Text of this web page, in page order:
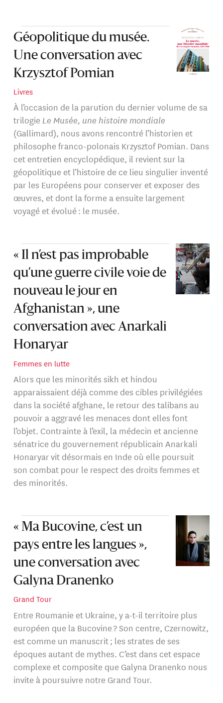
Géopolitique du musée.
Une conversation avec
Krzysztof Pomian
Livres
À l’occasion de la parution du dernier volume de sa
trilogie Le Musée, une histoire mondiale
(Gallimard), nous avons rencontré l’historien et
philosophe franco-polonais Krzysztof Pomian. Dans
cet entretien encyclopédique, il revient sur la
géopolitique et l’histoire de ce lieu singulier inventé
par les Européens pour conserver et exposer des
œuvres, et dont la forme a ensuite largement
voyagé et évolué : le musée.
« Il n’est pas improbable
qu’une guerre civile voie de
nouveau le jour en
Afghanistan », une
conversation avec Anarkali
Honaryar
Femmes en lutte
Alors que les minorités sikh et hindou
apparaissaient déjà comme des cibles privilégiées
dans la société afghane, le retour des talibans au
pouvoir a aggravé les menaces dont elles font
l’objet. Contrainte à l’exil, la médecin et ancienne
sénatrice du gouvernement républicain Anarkali
Honaryar vit désormais en Inde où elle poursuit
son combat pour le respect des droits femmes et
des minorités.
« Ma Bucovine, c’est un
pays entre les langues »,
une conversation avec
Galyna Dranenko
Grand Tour
Entre Roumanie et Ukraine, y a-t-il territoire plus
européen que la Bucovine ? Son centre, Czernowitz,
est comme un manuscrit ; les strates de ses
époques autant de mythes. C’est dans cet espace
complexe et composite que Galyna Dranenko nous
invite à poursuivre notre Grand Tour.